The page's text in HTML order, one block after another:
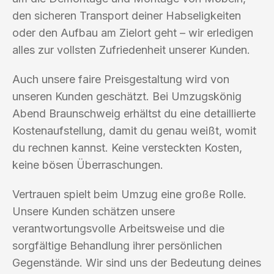
den sicheren Transport deiner Habseligkeiten
oder den Aufbau am Zielort geht – wir erledigen
alles zur vollsten Zufriedenheit unserer Kunden.
Auch unsere faire Preisgestaltung wird von
unseren Kunden geschätzt. Bei Umzugskönig
Abend Braunschweig erhältst du eine detaillierte
Kostenaufstellung, damit du genau weißt, womit
du rechnen kannst. Keine versteckten Kosten,
keine bösen Überraschungen.
Vertrauen spielt beim Umzug eine große Rolle.
Unsere Kunden schätzen unsere
verantwortungsvolle Arbeitsweise und die
sorgfältige Behandlung ihrer persönlichen
Gegenstände. Wir sind uns der Bedeutung deines